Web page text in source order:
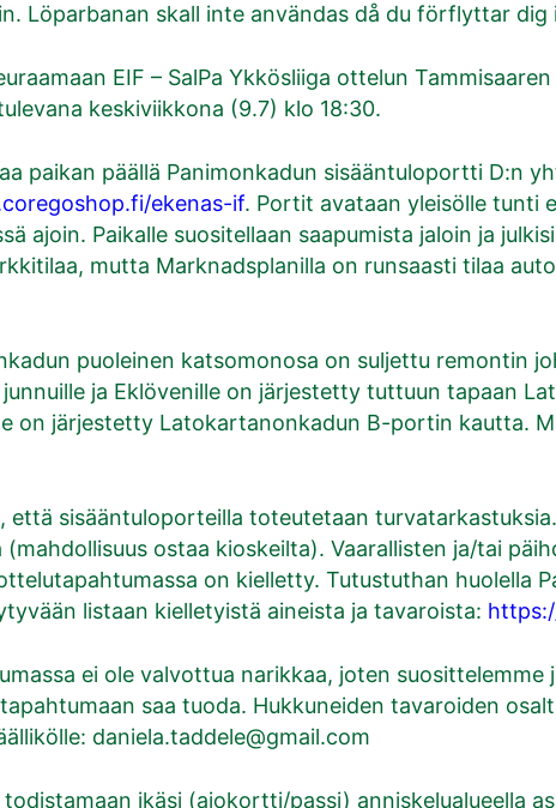
Löparbanan skall inte användas då du förflyttar dig
EIF – SalPa Ykkösliiga ottelun
keskiviikkona (9.7) klo 18:30.
paikan päällä Panimonkadun sisääntuloportti D:n
ekenas-if. Portit avataan yleisölle tunti
ajoin. Paikalle suositellaan saapumista jaloin ja
mutta Marknadsplanilla on runsaasti tilaa
puoleinen katsomonosa on suljettu remontin
junnuille ja Eklövenille on järjestetty tuttuun tapaan
on järjestetty Latokartanonkadun B-portin kautta.
että sisääntuloporteilla toteutetaan
(mahdollisuus ostaa kioskeilta). Vaarallisten ja/tai
on kielletty. Tutustuthan huolella
listaan kielletyistä aineista ja tavaroista:
ei ole valvottua narikkaa, joten
saa tuoda. Hukkuneiden tavaroiden
daniela.taddele@gmail.com
ikäsi (ajokortti/passi) anniskelualueella